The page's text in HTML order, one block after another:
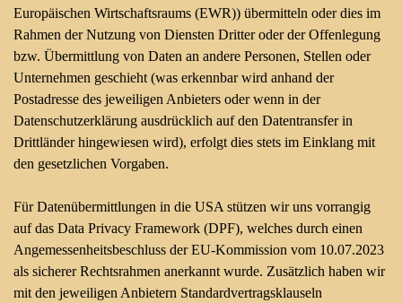
Europäischen Wirtschaftsraums (EWR)) übermitteln oder dies im
Rahmen der Nutzung von Diensten Dritter oder der Offenlegung
bzw. Übermittlung von Daten an andere Personen, Stellen oder
Unternehmen geschieht (was erkennbar wird anhand der
Postadresse des jeweiligen Anbieters oder wenn in der
Datenschutzerklärung ausdrücklich auf den Datentransfer in
Drittländer hingewiesen wird), erfolgt dies stets im Einklang mit
den gesetzlichen Vorgaben.
Für Datenübermittlungen in die USA stützen wir uns vorrangig
auf das Data Privacy Framework (DPF), welches durch einen
Angemessenheitsbeschluss der EU-Kommission vom 10.07.2023
als sicherer Rechtsrahmen anerkannt wurde. Zusätzlich haben wir
mit den jeweiligen Anbietern Standardvertragsklauseln